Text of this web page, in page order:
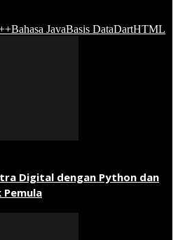
Bahasa JavaBasis DataDartHTML
Digital dengan Python dan
Pemula